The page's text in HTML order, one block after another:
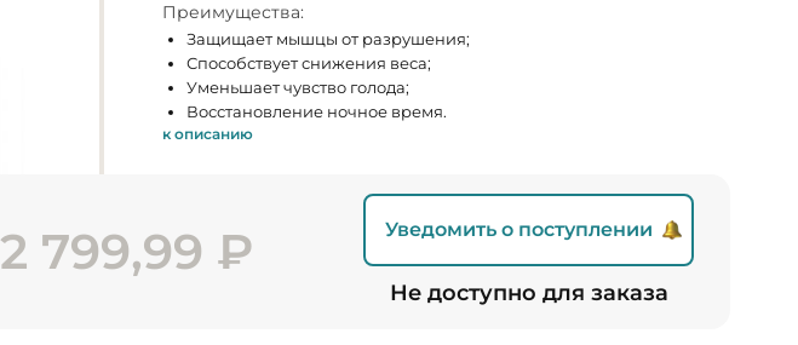
Преимущества:
Защищает мышцы от разрушения;
Способствует снижения веса;
Уменьшает чувство голода;
Восстановление ночное время.
к описанию
2 799,99 ₽ Уведомить о поступлении
Не доступно для заказа